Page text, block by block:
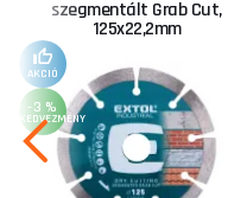
szegmentált Grab Cut,
125x22,2mm
AKCIÓ
-3 %
KEDVEZMÉNY